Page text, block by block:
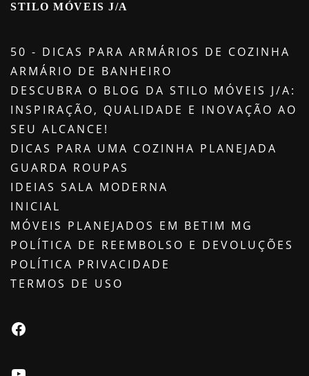
STILO MÓVEIS J/A
50 - DICAS PARA ARMÁRIOS DE COZINHA
ARMÁRIO DE BANHEIRO
DESCUBRA O BLOG DA STILO MÓVEIS J/A:
INSPIRAÇÃO, QUALIDADE E INOVAÇÃO AO
SEU ALCANCE!
DICAS PARA UMA COZINHA PLANEJADA
GUARDA ROUPAS
IDEIAS SALA MODERNA
INICIAL
MÓVEIS PLANEJADOS EM BETIM MG
POLÍTICA DE REEMBOLSO E DEVOLUÇÕES
POLÍTICA PRIVACIDADE
TERMOS DE USO
Facebook